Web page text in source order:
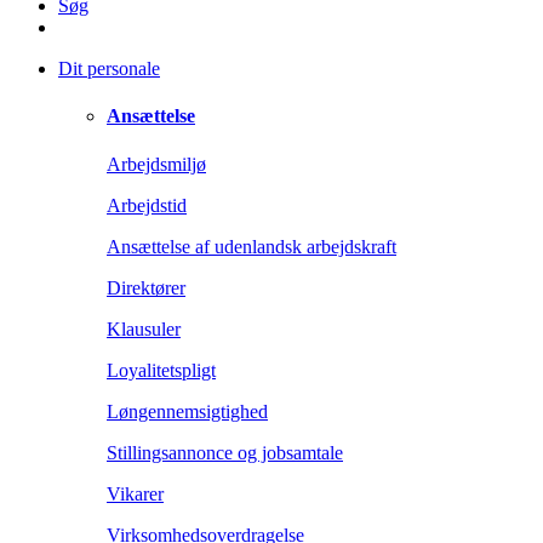
Søg
Dit personale
Ansættelse
Arbejdsmiljø
Arbejdstid
Ansættelse af udenlandsk arbejdskraft
Direktører
Klausuler
Loyalitetspligt
Løngennemsigtighed
Stillingsannonce og jobsamtale
Vikarer
Virksomhedsoverdragelse